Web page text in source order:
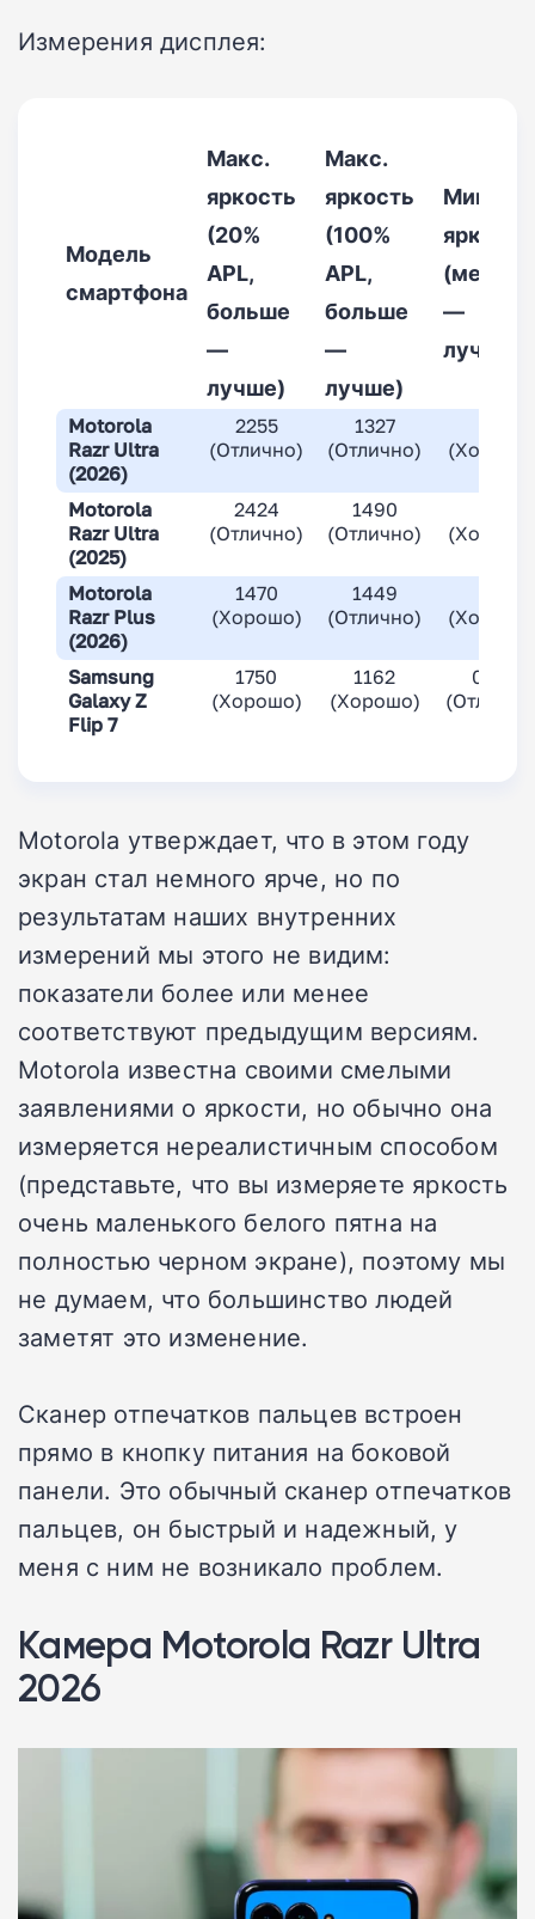
Измерения дисплея:
Модель
смартфона
Макс.
яркость
(20%
APL,
больше
—
лучше)
Макс.
яркость
(100%
APL,
больше
—
лучше)
Мин.
яркость
—
лучше)
Motorola
Razr Ultra
(2026)
2255
(Отлично)
1327
(Отлично)
Motorola
Razr Ultra
(2025)
2424
(Отлично)
1490
(Отлично)
Motorola
Razr Plus
(2026)
1470
(Хорошо)
1449
(Отлично)
Samsung
Galaxy Z
Flip 7
1750
(Хорошо)
1162
(Хорошо)
0,88
Motorola утверждает, что в этом году
экран стал немного ярче, но по
результатам наших внутренних
измерений мы этого не видим:
показатели более или менее
соответствуют предыдущим версиям.
Motorola известна своими смелыми
заявлениями о яркости, но обычно она
измеряется нереалистичным способом
(представьте, что вы измеряете яркость
очень маленького белого пятна на
полностью черном экране), поэтому мы
не думаем, что большинство людей
заметят это изменение.
Сканер отпечатков пальцев встроен
прямо в кнопку питания на боковой
панели. Это обычный сканер отпечатков
пальцев, он быстрый и надежный, у
меня с ним не возникало проблем.
Камера Motorola Razr Ultra
2026